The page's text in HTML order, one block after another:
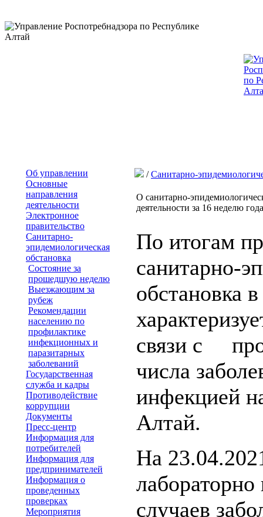
Об управлении
Основные
направления
деятельности
Электронное
правительство
Санитарно-
эпидемиологическая
обстановка
Состояние за
прошедшую неделю
Выезжающим за
рубеж
Рекомендации
населению по
профилактике
инфекционных и
паразитарных
заболеваний
Государственная
служба и кадры
Противодействие
коррупции
Документы
Пресс-центр
Информация для
потребителей
Информация для
предпринимателей
Информация о
проведенных
проверках
Мероприятия
/Санитарно-
О санитарно-
деятельности за 16 неделю
По итогам
санитарно-
обстановка
связи с
числа
инфекцией
Алтай.
На
случаев